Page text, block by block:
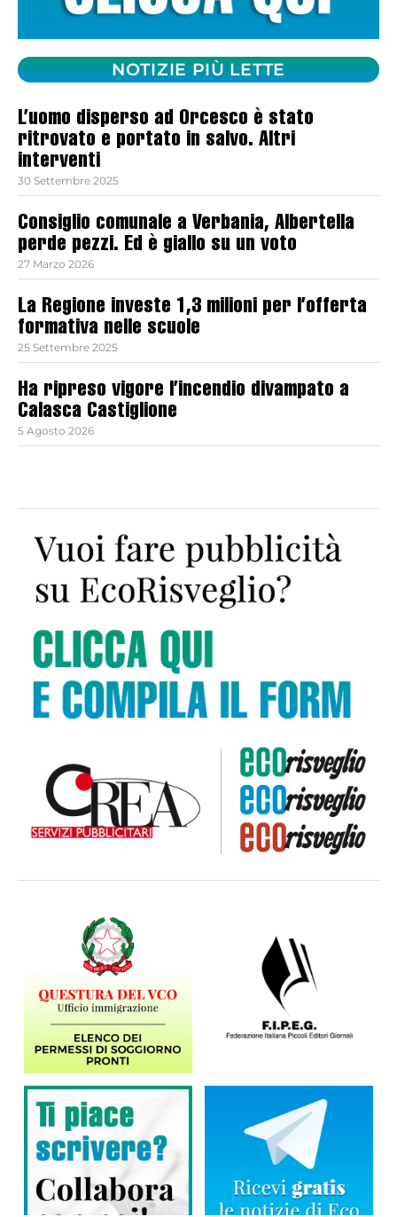
NOTIZIE PIÙ LETTE
L’uomo disperso ad Orcesco è stato
ritrovato e portato in salvo. Altri
interventi
30 Settembre 2025
Consiglio comunale a Verbania, Albertella
perde pezzi. Ed è giallo su un voto
27 Marzo 2026
La Regione investe 1,3 milioni per l’offerta
formativa nelle scuole
25 Settembre 2025
Ha ripreso vigore l’incendio divampato a
Calasca Castiglione
5 Agosto 2026